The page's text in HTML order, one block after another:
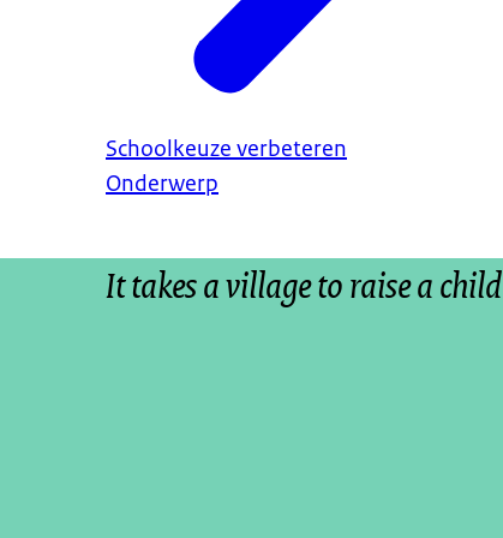
Schoolkeuze verbeteren
Onderwerp
It takes a village to raise a child